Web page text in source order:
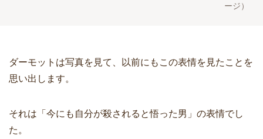
ージ）
ダーモットは写真を見て、以前にもこの表情を見たことを
思い出します。
それは「今にも自分が殺されると悟った男」の表情でし
た。